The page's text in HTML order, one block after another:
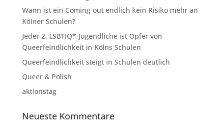
Wann ist ein Coming-out endlich kein Risiko mehr an
Kölner Schulen?
Jeder 2. LSBTIQ*-Jugendliche ist Opfer von
Queerfeindlichkeit in Kölns Schulen
Queerfeindlichkeit steigt in Schulen deutlich
Queer & Polish
aktionstag
Neueste Kommentare